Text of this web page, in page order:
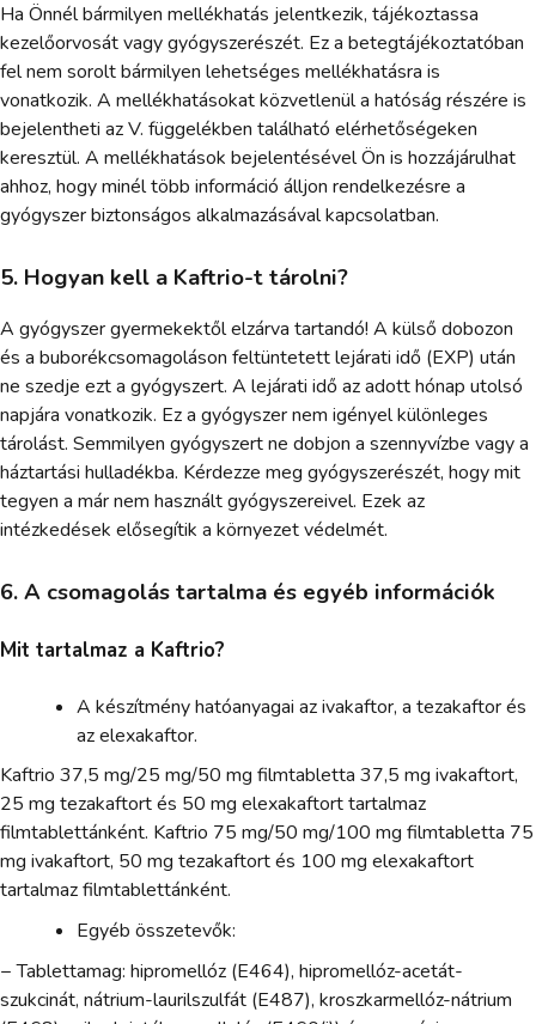
Ha Önnél bármilyen mellékhatás jelentkezik, tájékoztassa
kezelőorvosát vagy gyógyszerészét. Ez a betegtájékoztatóban
fel nem sorolt bármilyen lehetséges mellékhatásra is
vonatkozik. A mellékhatásokat közvetlenül a hatóság részére is
bejelentheti az V. függelékben található elérhetőségeken
keresztül. A mellékhatások bejelentésével Ön is hozzájárulhat
ahhoz, hogy minél több információ álljon rendelkezésre a
gyógyszer biztonságos alkalmazásával kapcsolatban.
5. Hogyan kell a Kaftrio-t tárolni?
A gyógyszer gyermekektől elzárva tartandó! A külső dobozon
és a buborékcsomagoláson feltüntetett lejárati idő (EXP) után
ne szedje ezt a gyógyszert. A lejárati idő az adott hónap utolsó
napjára vonatkozik. Ez a gyógyszer nem igényel különleges
tárolást. Semmilyen gyógyszert ne dobjon a szennyvízbe vagy a
háztartási hulladékba. Kérdezze meg gyógyszerészét, hogy mit
tegyen a már nem használt gyógyszereivel. Ezek az
intézkedések elősegítik a környezet védelmét.
6. A csomagolás tartalma és egyéb információk
Mit tartalmaz a Kaftrio?
A készítmény hatóanyagai az ivakaftor, a tezakaftor és
az elexakaftor.
Kaftrio 37,5 mg/25 mg/50 mg filmtabletta 37,5 mg ivakaftort,
25 mg tezakaftort és 50 mg elexakaftort tartalmaz
filmtablettánként. Kaftrio 75 mg/50 mg/100 mg filmtabletta 75
mg ivakaftort, 50 mg tezakaftort és 100 mg elexakaftort
tartalmaz filmtablettánként.
Egyéb összetevők:
− Tablettamag: hipromellóz (E464), hipromellóz-acetát-
szukcinát, nátrium-laurilszulfát (E487), kroszkarmellóz-nátrium